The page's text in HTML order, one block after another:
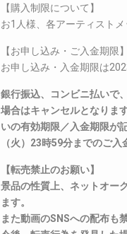
【購入制限について】
お1人様、各アーティスト
【お申し込み・ご入金期限】
お申し込み・入金期限は
銀行振込、コンビニ払いで
場合はキャンセルとなりま
いの有効期限／入金期限が
（火）23時59分までのご入
【転売禁止のお願い】
景品の性質上、ネットオー
ます。
また動画のSNSへの配布も